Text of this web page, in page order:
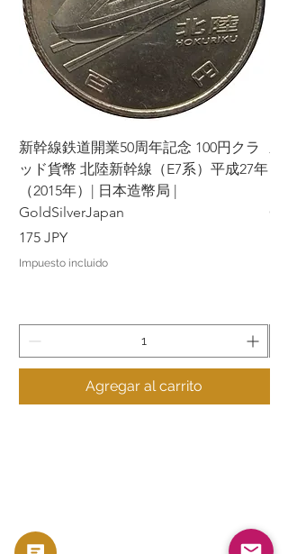
新幹線鉄道開業50周年記念 100円クラ
ッド貨幣 北陸新幹線（E7系）平成27年
（2015年）| 日本造幣局 |
GoldSilverJapan
Precio
175 JPY
Impuesto incluido
Agregar al carrito